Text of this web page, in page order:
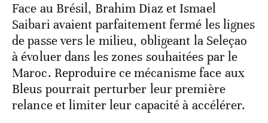
Face au Brésil, Brahim Diaz et Ismael
Saibari avaient parfaitement fermé les lignes
de passe vers le milieu, obligeant la Seleçao
à évoluer dans les zones souhaitées par le
Maroc. Reproduire ce mécanisme face aux
Bleus pourrait perturber leur première
relance et limiter leur capacité à accélérer.